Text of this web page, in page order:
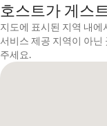
호스트가 게스
지도에 표시된 지역 내
서비스 제공 지역이 아
주세요.